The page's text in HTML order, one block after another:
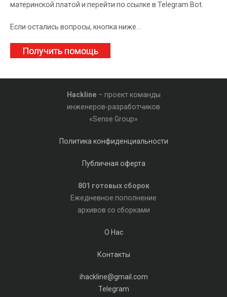
материнской платой и перейти по ссылке в Telegram Bot.
Если остались вопросы, кнопка ниже...
Получить помощь
Hackline – проект команды
инженеров-разработчиков
«Sense Group»
Политика конфиденциальности
Публичная оферта
801 готовых сборок
Ежедневное пополнение
архивов со сборками
О Нас
Контакты
ihackline@gmail.com
Telegram